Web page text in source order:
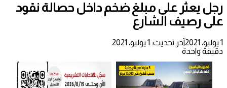
رجل يعثر على مبلغ ضخم داخل حصالة نقود
على رصيف الشارع
1 يوليو، 2021
آخر تحديث: 1 يوليو، 2021
دقيقة واحدة